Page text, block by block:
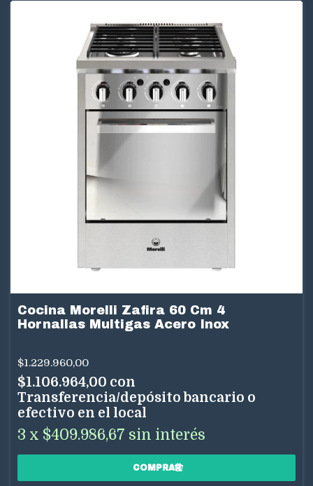
Cocina Morelli Zafira 60 Cm 4
Hornallas Multigas Acero Inox
$1.229.960,00
$1.106.964,00 con
Transferencia/depósito bancario o
efectivo en el local
3 x $409.986,67 sin interés